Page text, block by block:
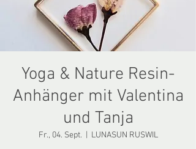
Yoga & Nature Resin-
Anhänger mit Valentina
und Tanja
Fr., 04. Sept. LUNASUN RUSWIL